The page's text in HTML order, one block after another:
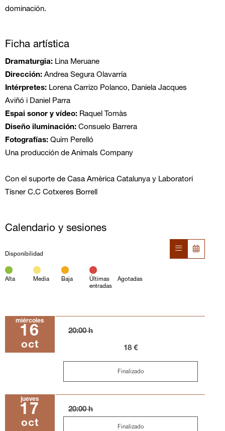
dominación.
Ficha artística
Dramaturgia: Lina Meruane
Dirección: Andrea Segura Olavarría
Intérpretes: Lorena Carrizo Polanco, Daniela Jacques
Aviñó i Daniel Parra
Espai sonor y vídeo:Raquel Tomàs
Diseño iluminación: Consuelo Barrera
Fotografías:Quim Perelló
Una producción de Animals Company
Con el suporte de Casa Amèrica Catalunya y Laboratori
Tísner C.C Cotxeres Borrell
Calendario y sesiones
Disponibilidad
Alta Media Baja
Últimas
entradas
Agotadas
miércoles
16
oct
20:00 h
18 €
Finalizado
jueves
17
oct
20:00 h
Finalizado